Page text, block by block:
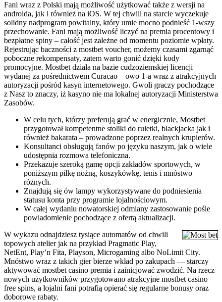
Fani wraz z Polski mają możliwość użytkować także z wersji na
androida, jak i również na iOS. W tej chwili na starcie wyczekuje
solidny nadprogram powitalny, który umie mocno podnieść 1-wszy
przechowanie. Fani mają możliwość liczyć na premia procentowy i
bezpłatne spiny – całość jest zależne od momentu poziomie wpłaty.
Rejestrując baczności z mostbet voucher, możemy czasami zgarnąć
poboczne rekompensaty, zatem warto gonić dzięki kody
promocyjne. Mostbet działa na bazie cudzoziemskiej licencji
wydanej za pośrednictwem Curacao – owo 1-a wraz z atrakcyjnych
autoryzacji pośród kasyn internetowego. Gwoli graczy pochodzące
z Nasz to znaczy, iż kasyno nie ma lokalnej autoryzacji Ministerstwa
Zasobów.
W celu tych, którzy preferują grać w energicznie, Mostbet
przygotował kompetentne stoliki do ruletki, blackjacka jak i
również bakarata – prowadzone poprzez realnych krupierów.
Konsultanci obsługują fanów po języku naszym, jak o wiele
udostępnia rozmowa telefoniczna.
Przekazuje szeroką gamę opcji zakładów sportowych, w
poniższym piłkę nożną, koszykówkę, tenis i mnóstwo
różnych.
Znajdują się ów lampy wykorzystywane do podniesienia
statusu konta przy programie lojalnościowym.
W całej wydaniu nowatorskiej odmiany zastosowanie pośle
powiadomienie pochodzące z ofertą aktualizacji.
W wykazu odnajdziesz tysiące automatów od chwili
topowych atelier jak na przykład Pragmatic Play,
NetEnt, Play’n Fita, Playson, Microgaming albo NoLimit City.
Mnóstwo wraz z takich gier bierze wkład po zakupach — starczy
aktywować mostbet casino premia i zainicjować zwodzić. Na rzecz
nowych użytkowników przygotowano atrakcyjne mostbet casino
free spins, a lojalni fani potrafią opierać się regularne bonusy oraz
doborowe rabaty.